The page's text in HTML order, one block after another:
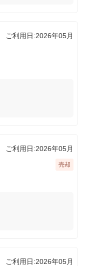
ご利用日:2026年05月
ご利用日:2026年05月
売却
ご利用日:2026年05月